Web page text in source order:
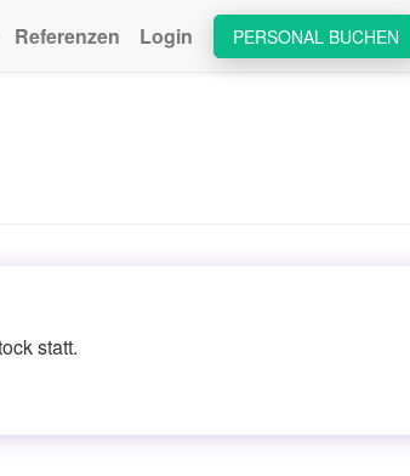
PERSONAL BUCHEN
Referenzen Login
statt.